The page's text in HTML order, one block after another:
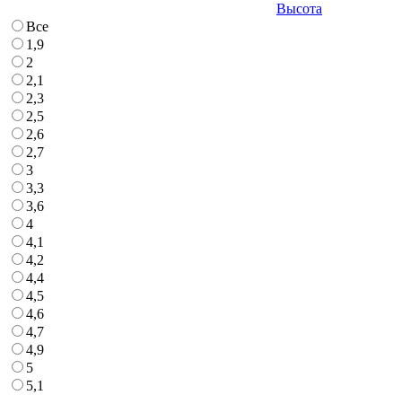
Высота
Все
1,9
2
2,1
2,3
2,5
2,6
2,7
3
3,3
3,6
4
4,1
4,2
4,4
4,5
4,6
4,7
4,9
5
5,1